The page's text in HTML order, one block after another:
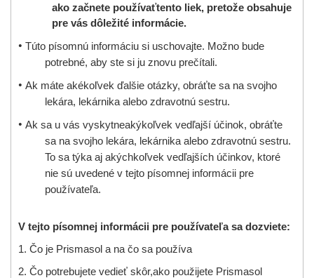
ako začnete používaťtento liek, pretože obsahuje
pre vás dôležité informácie.
• Túto písomnú informáciu si uschovajte. Možno bude
potrebné, aby ste si ju znovu prečítali.
• Ak máte akékoľvek ďalšie otázky, obráťte sa na svojho
lekára, lekárnika alebo zdravotnú sestru.
• Ak sa u vás vyskytneakýkoľvek vedľajší účinok, obráťte
sa na svojho lekára, lekárnika alebo zdravotnú sestru.
To sa týka aj akýchkoľvek vedľajších účinkov, ktoré
nie sú uvedené v tejto písomnej informácii pre
používateľa.
V tejto písomnej informácii pre používateľa sa dozviete:
1. Čo je Prismasol a na čo sa používa
2. Čo potrebujete vedieť skôr,ako použijete Prismasol